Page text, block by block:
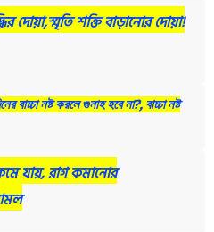
দোয়া,স্মৃতি শক্তি বাড়ানোর দোয়া!
বাচ্চা নষ্ট করলে গুনাহ হবে না?, বাচ্চা নষ্ট
যায়, রাগ কমানোর